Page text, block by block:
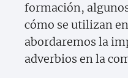
formación,
cómo se utilizan
abordaremos la
adverbios en la